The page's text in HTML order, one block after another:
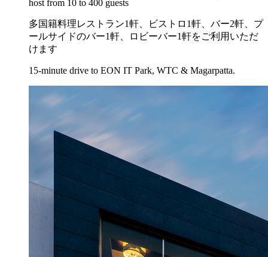
host from 10 to 400 guests
多国籍料理レストラン1軒、ビストロ1軒、バー2軒、プ
ールサイドのバー1軒、ロビーバー1軒をご利用いただ
けます
15-minute drive to EON IT Park, WTC & Magarpatta.